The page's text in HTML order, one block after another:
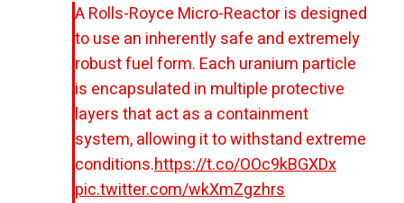
A Rolls-Royce Micro-Reactor is designed
to use an inherently safe and extremely
robust fuel form. Each uranium particle
is encapsulated in multiple protective
layers that act as a containment
system, allowing it to withstand extreme
conditions.https://t.co/OOc9kBGXDx
pic.twitter.com/wkXmZgzhrs